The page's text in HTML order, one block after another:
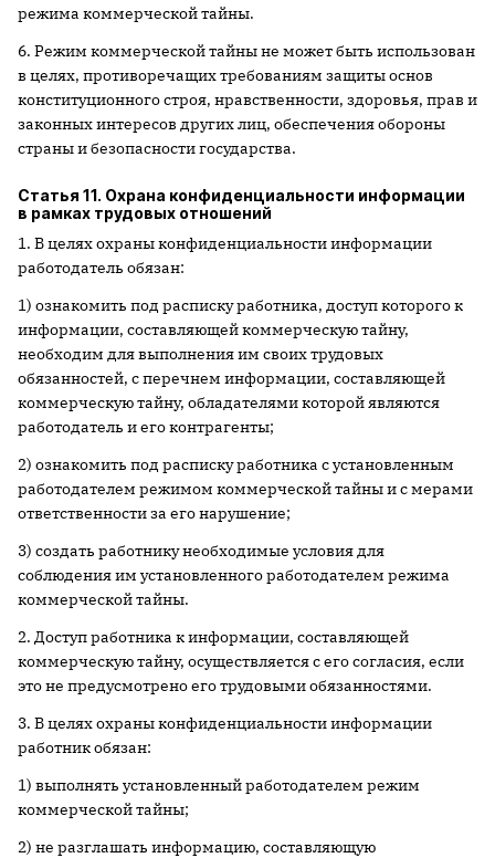
режима коммерческой тайны.
6. Режим коммерческой тайны не может быть использован
в целях, противоречащих требованиям защиты основ
конституционного строя, нравственности, здоровья, прав и
законных интересов других лиц, обеспечения обороны
страны и безопасности государства.
Статья 11. Охрана конфиденциальности информации
в рамках трудовых отношений
1. В целях охраны конфиденциальности информации
работодатель обязан:
1) ознакомить под расписку работника, доступ которого к
информации, составляющей коммерческую тайну,
необходим для выполнения им своих трудовых
обязанностей, с перечнем информации, составляющей
коммерческую тайну, обладателями которой являются
работодатель и его контрагенты;
2) ознакомить под расписку работника с установленным
работодателем режимом коммерческой тайны и с мерами
ответственности за его нарушение;
3) создать работнику необходимые условия для
соблюдения им установленного работодателем режима
коммерческой тайны.
2. Доступ работника к информации, составляющей
коммерческую тайну, осуществляется с его согласия, если
это не предусмотрено его трудовыми обязанностями.
3. В целях охраны конфиденциальности информации
работник обязан:
1) выполнять установленный работодателем режим
коммерческой тайны;
2) не разглашать информацию, составляющую